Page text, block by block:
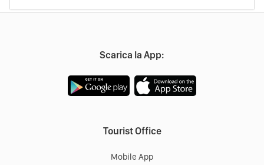
Scarica la App:
Tourist Office
Mobile App